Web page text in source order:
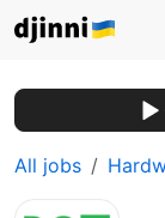
All jobs